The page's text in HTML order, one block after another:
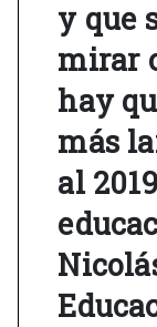
y que
mirar
hay
más
al